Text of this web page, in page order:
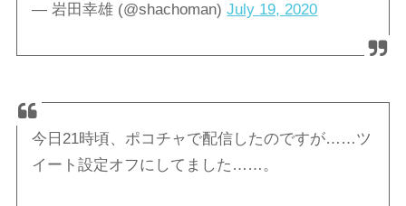
— 岩田幸雄 (@shachoman)July 19, 2020
今日21時頃、ポコチャで配信したのですが……ツ
イート設定オフにしてました……。